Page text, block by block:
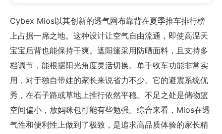
Cybex Mios以其创新的透气网布靠背在夏季推车排行榜
上占据一席之地。这种设计让空气自由流通，即使高温天
宝宝后背也能保持干爽。遮阳篷采用防晒面料，且支持多
档调节，能根据阳光角度灵活切换。单手收车功能非常实
用，对于独自带娃的家长来说省力不少。它的避震系统优
秀，在石子路或草地上推行依然平稳。不足之处是储物篮
空间偏小，放妈咪包可能有些勉强。综合来看，Mios在透
气性和便利性上做到了极致，是追求高品质体验的家长精